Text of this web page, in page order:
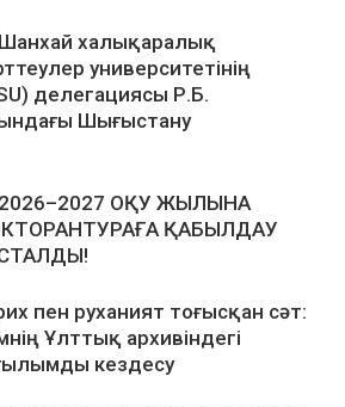
Шанхай халықаралық
университетінің
делегациясы Р.Б.
Шығыстану
2026–2027 ОҚУ ЖЫЛЫНА
ҚАБЫЛДАУ
пен руханият тоғысқан сәт:
Ұлттық архивіндегі
кездесу